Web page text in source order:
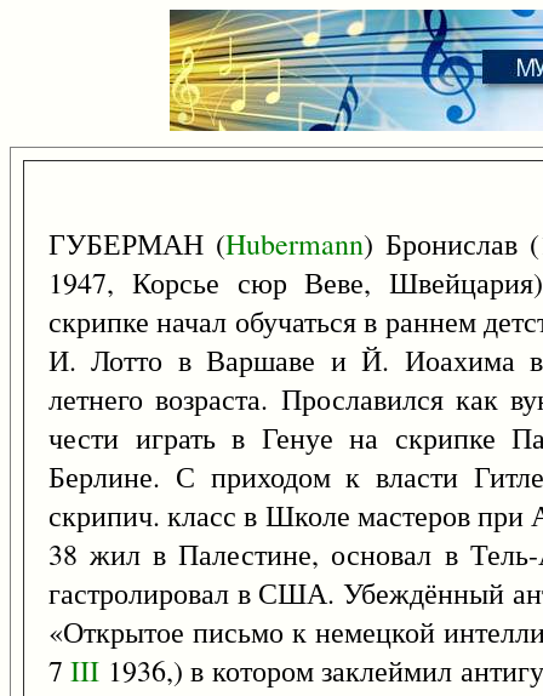
ГУБЕРМАН (Hubermann) Бронислав
1947, Корсье сюр Веве,
скрипке начал обучаться в раннем
И. Лотто в Варшаве и Й. Иоахима в
летнего возраста. Прославился как
чести играть в Генуе на скрипке
Берлине. С приходом к власти
скрипич. класс в Школе мастеров
38 жил в Палестине, основал в
гастролировал в США. Убеждённый
«Открытое письмо к немецкой
7III 1936,) в котором заклеймил